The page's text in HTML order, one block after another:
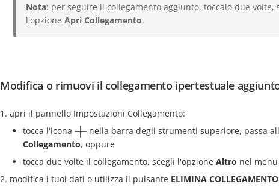
Nota: per seguire il collegamento aggiunto, toccalo due volte,
l'opzione Apri Collegamento.
Modifica o rimuovi il collegamento ipertestuale
apri il pannello Impostazioni Collegamento:
tocca l'icona
nella barra degli strumenti superiore, passa
Collegamento, oppure
tocca due volte il collegamento, scegli l'opzione Altro nel
modifica i tuoi dati o utilizza il pulsante ELIMINA COLLEGAMENTO